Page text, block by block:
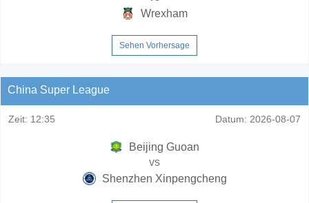
Wrexham
Sehen Vorhersage
China Super League
Zeit: 12:35 Datum: 2026-08-07
Beijing Guoan
vs
Shenzhen Xinpengcheng